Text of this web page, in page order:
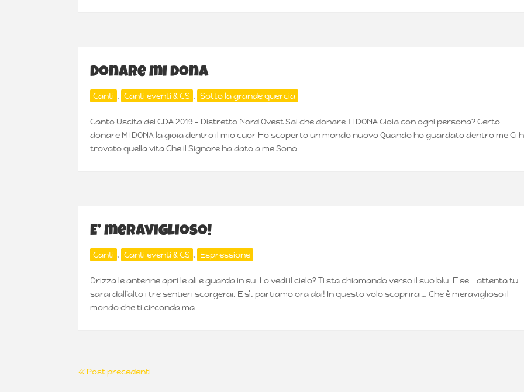
Donare mi dona
Canti , Canti eventi & CS , Sotto la grande quercia
Canto Uscita dei CDA 2019 – Distretto Nord Ovest Sai che donare TI DONA Gioia con ogni persona? Certo
donare MI DONA la gioia dentro il mio cuor Ho scoperto un mondo nuovo Quando ho guardato dentro me Ci
trovato quella vita Che il Signore ha dato a me Sono...
E’ meraviglioso!
Canti , Canti eventi & CS , Espressione
Drizza le antenne apri le ali e guarda in su. Lo vedi il cielo? Ti sta chiamando verso il suo blu. E se… attenta tu
sarai dall’alto i tre sentieri scorgerai. E sì, partiamo ora dai! In questo volo scoprirai… Che è meraviglioso il
mondo che ti circonda ma...
« Post precedenti